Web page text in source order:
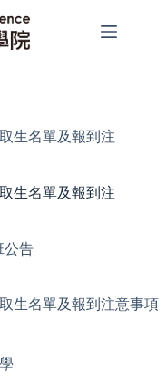
生名單及報到注
生名單及報到注
公告
生名單及報到注意事項